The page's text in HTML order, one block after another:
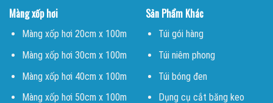
Màng xốp hơi
Màng xốp hơi 20cm x 100m
Màng xốp hơi 30cm x 100m
Màng xốp hơi 40cm x 100m
Màng xốp hơi 50cm x 100m
Sản Phẩm Khác
Túi gói hàng
Túi niêm phong
Túi bóng đen
Dụng cụ cắt băng keo